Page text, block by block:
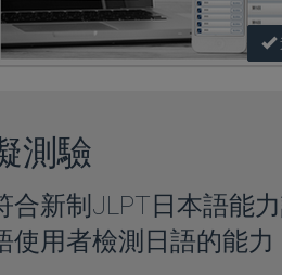
測驗
合新制JLPT日本語能
使用者檢測日語的能力